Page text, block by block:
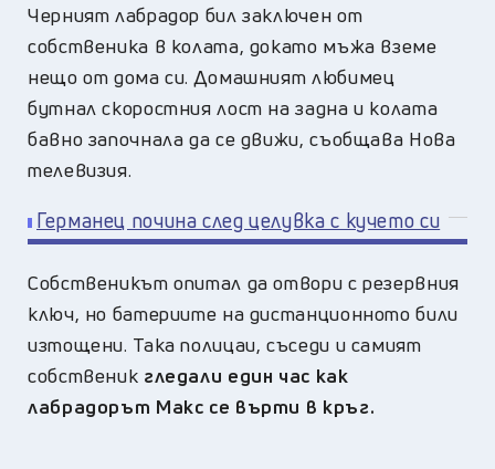
Черният лабрадор бил заключен от
собственика в колата, докато мъжа вземе
нещо от дома си. Домашният любимец
бутнал скоростния лост на задна и колата
бавно започнала да се движи, съобщава Нова
телевизия.
Германец почина след целувка с кучето си
Собственикът опитал да отвори с резервния
ключ, но батериите на дистанционното били
изтощени. Така полицаи, съседи и самият
собственик гледали един час как
лабрадорът Макс се върти в кръг.